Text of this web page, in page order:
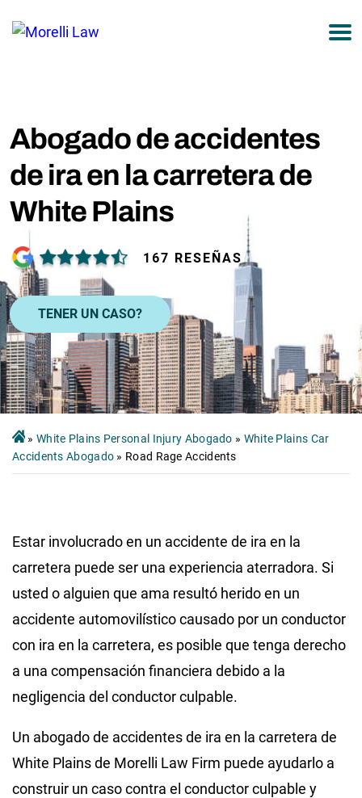
Abogado de accidentes
de ira en la carretera de
White Plains
167 RESEÑAS
TENER UN CASO?
» White Plains Personal Injury Abogado » White Plains Car
Accidents Abogado » Road Rage Accidents
Estar involucrado en un accidente de ira en la
carretera puede ser una experiencia aterradora. Si
usted o alguien que ama resultó herido en un
accidente automovilístico causado por un conductor
con ira en la carretera, es posible que tenga derecho
a una compensación financiera debido a la
negligencia del conductor culpable.
Un abogado de accidentes de ira en la carretera de
White Plains de Morelli Law Firm puede ayudarlo a
construir un caso contra el conductor culpable y